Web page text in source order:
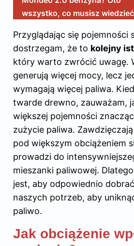
wszystko, co musisz
Przyglądając się pojemności
dostrzegam, że to kolejny
który warto zwrócić uwagę.
generują więcej mocy, lecz
wymagają więcej paliwa.
twarde drewno, zauważam,
większej pojemności
zużycie paliwa.
pod większym obciążeniem
prowadzi do
mieszanki paliwowej.
jest, aby odpowiednio
naszych potrzeb, aby
paliwo.
Jak obciążenie